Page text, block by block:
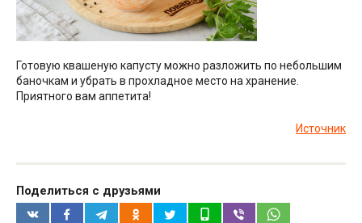
Готовую квашеную капусту можно разложить по небольшим
баночкам и убрать в прохладное место на хранение.
Приятного вам аппетита!
Источник
Поделиться с друзьями